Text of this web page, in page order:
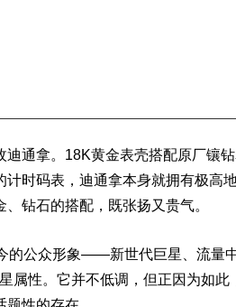
迪通拿。18K黄金表壳搭配原厂镶
时码表，迪通拿本身就拥有极高
钻石的搭配，既张扬又贵气。
公众形象——新世代巨星、流量
性。它并不低调，但正因为如此
评